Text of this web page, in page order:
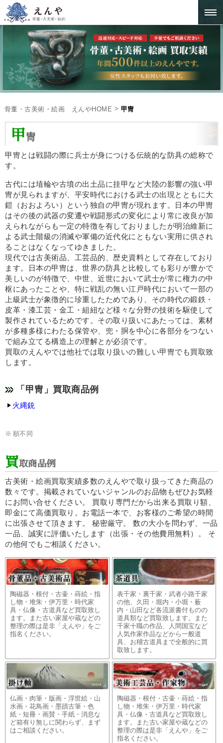
骨董・古美術・絵画 えんやHOME > 甲冑
甲 冑
甲冑とは戦闘の際に兵士が身につける伝統的な防具の総称で
す。
古代には埴輪や古墳の出土品に挂甲など大陸の影響の強い甲
冑が見られますが、平安時代における武士の出現とともに大
鎧（おおよろい）という独自の甲冑が現れます。日本の甲冑
はその後の武器の変遷や戦闘形式の変化により常に改良が加
えられながらも一定の特徴を有しておりましたが明治維新に
よる武士階級の消滅や軍備の近代化にともない実用に供され
ることはなくなってゆきました。
現代では古美術品、工芸品的、歴史資料として存在しており
ます。日本の甲冑は、世界の防具と比較しても彩りが豊かで
美しいのが特徴で、中世、近世において武士が常に権力の中
枢にあったことや、特に戦乱の無い江戸時代において一部の
上級武士が象徴的に珍重したためであり、その時代の鍛鉄・
皮革・漆工芸・金工・組紐など様々な分野の技術を駆使して
製作されているためです。その取り扱いにあたっては、素材
が多種多様にわたる保管や、兜・胴を中心に各部分をつない
で組み立てる構造上の理解とが必須です。
買取のえんやでは他社では取り扱いの難しい甲冑でも買取致
します。
「甲冑」買取商品例
火縄銃
順不同
買取商品例
古美術・絵画買取実績多数のえんやで取り扱ってきた商品の
数々です。掲載されていないジャンルのお品物もぜひお気軽
にお問い合せください。 買取り専門だから出来る買取り額、
即金にて高価買取り。お電話一本で、お客様のご希望の時間
に出張させて頂きます。 秘密厳守。 数の大小を問わず、一品
一品、誠実に評価いたします（出張・その他費用無料）。 そ
の他何でもご相談ください。
陶磁器・根付・古壷・蒔絵・指
し物・堆朱・伊万里・時代家
具・仏像・古道具など買取致し
ます。また古い家屋や蔵などの
整理の際は是非「えんや」をご
指名ください。
表千家・裏千家・武者小路千家
の他、久田・堀内・小堀・薮
内・山田など各流派書付ものの
道具類など買取致します。また
千家十職の作品、人間国宝など
人気作家作品などから一般道
具、お稽古道具まで全般的に買
取致します。
仏画・肉筆・版画・浮世絵・山
水画・花鳥画・墨蹟古筆・色
紙・短冊・画賛・手紙・消息な
ど箱有り無しに関わらず、まず
はご相談ください。
陶磁器・根付・古壷・蒔絵・指
し物・堆朱・伊万里・時代家
具・仏像・古道具など買取致し
ます。また古い家屋や蔵などの
整理の際は是非「えんや」をご
指名ください。